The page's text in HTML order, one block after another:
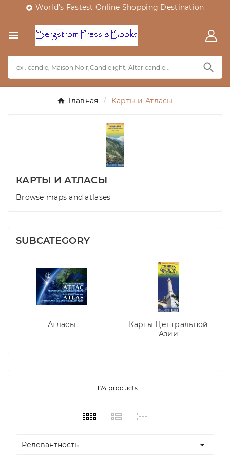
 World's Fastest Online Shopping Destination

Главная Карты и Атласы
КАРТЫ И АТЛАСЫ
Browse maps and atlases
SUBCATEGORY
Атласы
Карты Центральной
Азии
174 products
Релевантность 